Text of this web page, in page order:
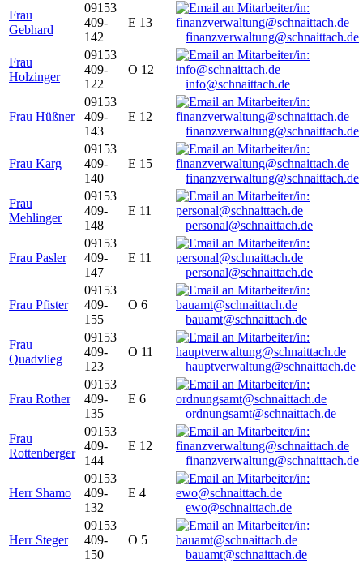
Frau
Gebhard
09153
409-
142
E 13
finanzverwaltung@schnaittach.de
Frau
Holzinger
09153
409-
122
O 12
info@schnaittach.de
Frau Hüßner
09153
409-
143
E 12
finanzverwaltung@schnaittach.de
Frau Karg
09153
409-
140
E 15
finanzverwaltung@schnaittach.de
Frau
Mehlinger
09153
409-
148
E 11
personal@schnaittach.de
Frau Pasler
09153
409-
147
E 11
personal@schnaittach.de
Frau Pfister
09153
409-
155
O 6
bauamt@schnaittach.de
Frau
Quadvlieg
09153
409-
123
O 11
hauptverwaltung@schnaittach.de
Frau Rother
09153
409-
135
E 6
ordnungsamt@schnaittach.de
Frau
Rottenberger
09153
409-
144
E 12
finanzverwaltung@schnaittach.de
Herr Shamo
09153
409-
132
E 4
ewo@schnaittach.de
Herr Steger
09153
409-
150
O 5
bauamt@schnaittach.de